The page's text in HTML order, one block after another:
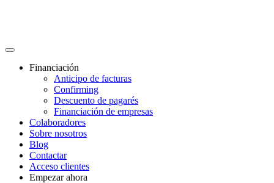
Financiación
Anticipo de facturas
Confirming
Descuento de pagarés
Financiación de empresas
Colaboradores
Sobre nosotros
Blog
Contactar
Acceso clientes
Empezar ahora